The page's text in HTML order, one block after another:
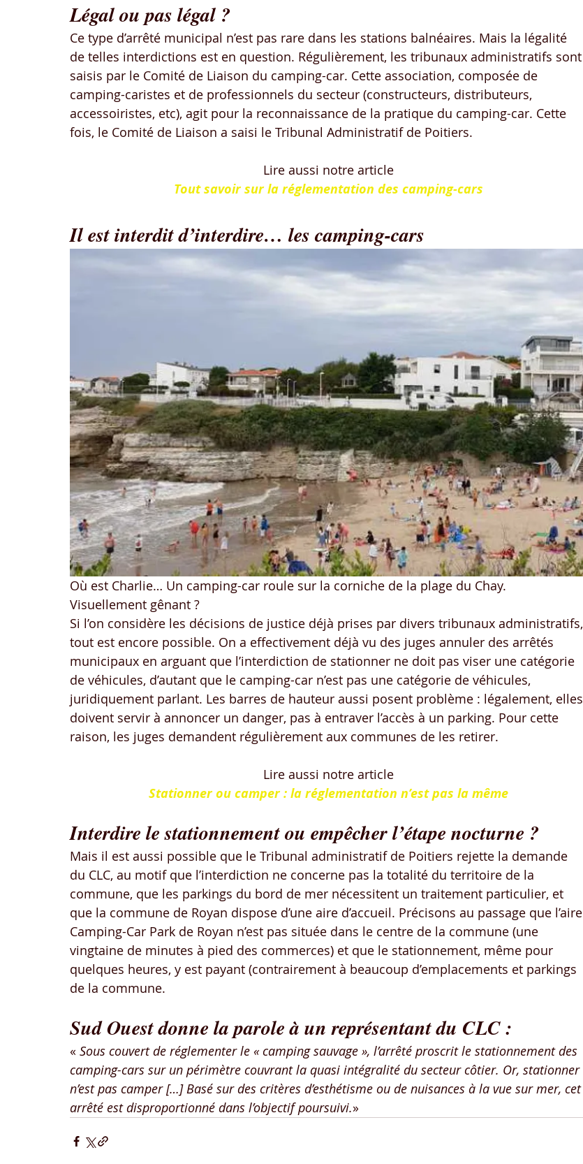
Légal ou pas légal ?
Ce type d’arrêté municipal n’est pas rare dans les stations balnéaires. Mais la légalité
de telles interdictions est en question. Régulièrement, les tribunaux administratifs sont
saisis par le Comité de Liaison du camping-car. Cette association, composée de
camping-caristes et de professionnels du secteur (constructeurs, distributeurs,
accessoiristes, etc), agit pour la reconnaissance de la pratique du camping-car. Cette
fois, le Comité de Liaison a saisi le Tribunal Administratif de Poitiers.
Lire aussi notre article
Tout savoir sur la réglementation des camping-cars
Il est interdit d’interdire… les camping-cars
Où est Charlie… Un camping-car roule sur la corniche de la plage du Chay.
Visuellement gênant ?
Si l’on considère les décisions de justice déjà prises par divers tribunaux administratifs,
tout est encore possible. On a effectivement déjà vu des juges annuler des arrêtés
municipaux en arguant que l’interdiction de stationner ne doit pas viser une catégorie
de véhicules, d’autant que le camping-car n’est pas une catégorie de véhicules,
juridiquement parlant. Les barres de hauteur aussi posent problème : légalement, elles
doivent servir à annoncer un danger, pas à entraver l’accès à un parking. Pour cette
raison, les juges demandent régulièrement aux communes de les retirer.
Lire aussi notre article
Stationner ou camper : la réglementation n’est pas la même
Interdire le stationnement ou empêcher l’étape nocturne ?
Mais il est aussi possible que le Tribunal administratif de Poitiers rejette la demande
du CLC, au motif que l’interdiction ne concerne pas la totalité du territoire de la
commune, que les parkings du bord de mer nécessitent un traitement particulier, et
que la commune de Royan dispose d’une aire d’accueil. Précisons au passage que l’aire
Camping-Car Park de Royan n’est pas située dans le centre de la commune (une
vingtaine de minutes à pied des commerces) et que le stationnement, même pour
quelques heures, y est payant (contrairement à beaucoup d’emplacements et parkings
de la commune.
Sud Ouest donne la parole à un représentant du CLC :
« Sous couvert de réglementer le « camping sauvage », l’arrêté proscrit le stationnement des
camping-cars sur un périmètre couvrant la quasi intégralité du secteur côtier. Or, stationner
n’est pas camper […] Basé sur des critères d’esthétisme ou de nuisances à la vue sur mer, cet
arrêté est disproportionné dans l’objectif poursuivi.»